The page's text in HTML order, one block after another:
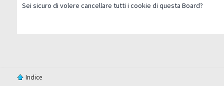
Sei sicuro di volere cancellare tutti i cookie di questa Board?
Indice